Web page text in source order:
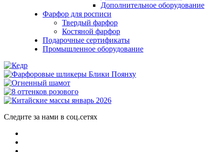
Дополнительное оборудование
Фарфор для росписи
Твердый фарфор
Костяной фарфор
Подарочные сертификаты
Промышленное оборудование
Следите за нами в соц.сетях